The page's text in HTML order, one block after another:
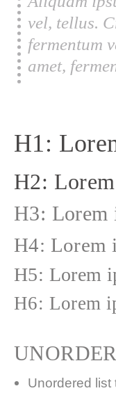
vel, tellus.
fermentum
amet,
H1:
H2:
H3: Lorem
H4: Lorem
H5: Lorem
H6: Lorem
Unordered list